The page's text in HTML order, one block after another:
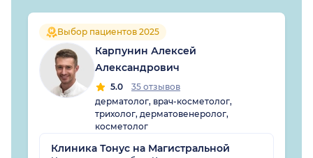
Выбор пациентов 2025
Карпунин Алексей
Александрович
5.0
35 отзывов
дерматолог, врач-косметолог,
трихолог, дерматовенеролог,
косметолог
Клиника Тонус на Магистральной